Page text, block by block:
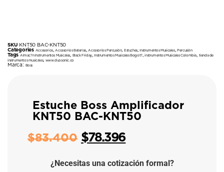
SKU KNT50 BAC-KNT50
Categories Accesorios, Accesorios Baterías, Accesorios Percusión,Estuches,Instrumentos Musicales,Percusión
Tags Almac?n Instrumentos Musicales Black Friday,Instrumentos Musicales Bogot?,instrumentos Musicales Colombia
tienda de
instrumentos musicales, www.duosonic.co
Marca: Boss
Estuche Boss Amplificador
KNT50 BAC-KNT50
$83.400 $78.396
¿Necesitas una cotización formal?